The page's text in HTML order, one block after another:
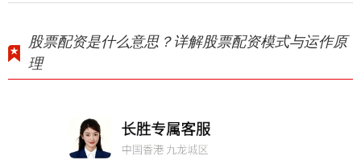
股票配资是什么意思？详解股票配资模式与运作原
理